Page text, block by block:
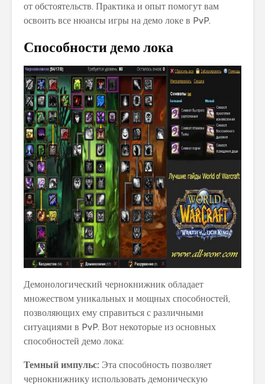
от обстоятельств. Практика и опыт помогут вам
освоить все нюансы игры на демо локе в PvP.
Способности демо лока
Демонологический чернокнижник обладает
множеством уникальных и мощных способностей,
позволяющих ему справиться с различными
ситуациями в PvP. Вот некоторые из основных
способностей демо лока:
Темный импульс: Эта способность позволяет
чернокнижнику использовать демоническую